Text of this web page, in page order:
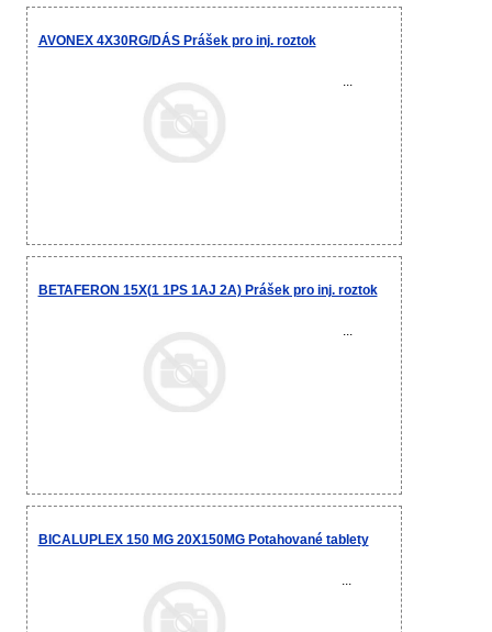
AVONEX 4X30RG/DÁS Prášek pro inj. roztok
...
BETAFERON 15X(1 1PS 1AJ 2A) Prášek pro inj. roztok
...
BICALUPLEX 150 MG 20X150MG Potahované tablety
...